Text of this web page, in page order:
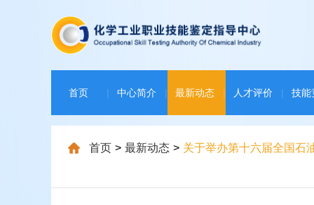
首页 | 中心简介 | 最新动态 | 人才评价 | 技能
首页 > 最新动态 > 关于举办第十六届全国石